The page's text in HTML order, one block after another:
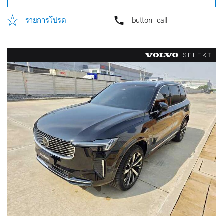
รายการโปรด button_call